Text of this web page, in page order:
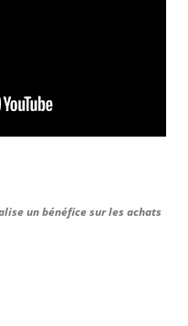
un bénéfice sur les achats